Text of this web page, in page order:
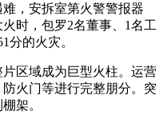
，安拆室第火警警报器
时，包罗2名董事、1名工
分的火灾。
区域成为巨型火柱。运营
火门等进行完整朋分。突
架。